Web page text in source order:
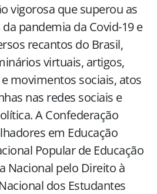
vigorosa que superou as
pandemia da Covid-19 e
recantos do Brasil,
virtuais, artigos,
movimentos sociais, atos
nas redes sociais e
A Confederação
em Educação
Popular de Educação
Nacional pelo Direito à
dos Estudantes